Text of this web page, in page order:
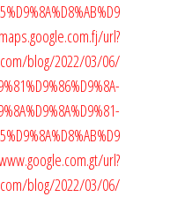
url?
blog/2022/03/06/
url?
blog/2022/03/06/